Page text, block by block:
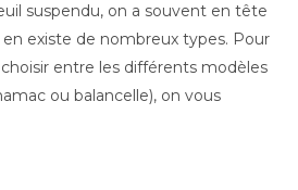
suspendu, on a souvent en tête
existe de nombreux types. Pour
entre les différents modèles
ou balancelle), on vous